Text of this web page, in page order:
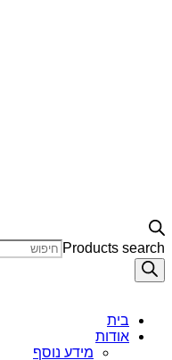
Products search
בית
אודות
מידע נוסף